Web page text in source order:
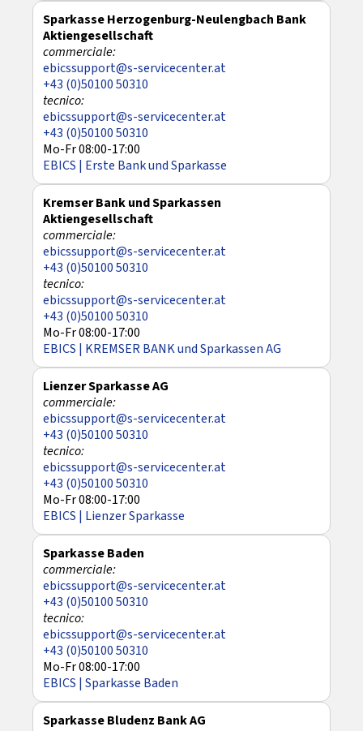
Sparkasse Herzogenburg-Neulengbach Bank
Aktiengesellschaft
ebicssupport@s-servicecenter.at
+43 (0)50100 50310
ebicssupport@s-servicecenter.at
+43 (0)50100 50310
Mo-Fr 08:00-17:00
EBICS | Erste Bank und Sparkasse
Kremser Bank und Sparkassen
Aktiengesellschaft
ebicssupport@s-servicecenter.at
+43 (0)50100 50310
ebicssupport@s-servicecenter.at
+43 (0)50100 50310
Mo-Fr 08:00-17:00
EBICS | KREMSER BANK und Sparkassen AG
Lienzer Sparkasse AG
ebicssupport@s-servicecenter.at
+43 (0)50100 50310
ebicssupport@s-servicecenter.at
+43 (0)50100 50310
Mo-Fr 08:00-17:00
EBICS | Lienzer Sparkasse
Sparkasse Baden
ebicssupport@s-servicecenter.at
+43 (0)50100 50310
ebicssupport@s-servicecenter.at
+43 (0)50100 50310
Mo-Fr 08:00-17:00
EBICS | Sparkasse Baden
Sparkasse Bludenz Bank AG